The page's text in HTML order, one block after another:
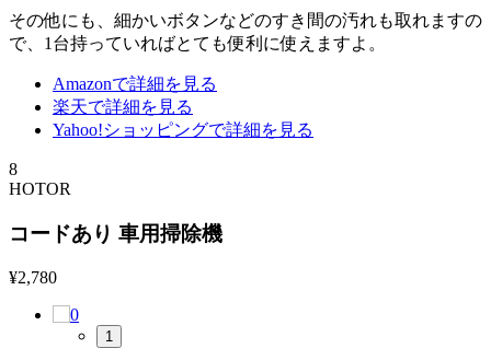
その他にも、細かいボタンなどのすき間の汚れも取れますの
で、1台持っていればとても便利に使えますよ。
Amazonで詳細を見る
楽天で詳細を見る
Yahoo!ショッピングで詳細を見る
8
HOTOR
コードあり 車用掃除機
¥2,780
1